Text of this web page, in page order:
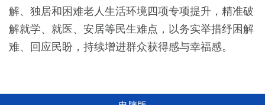
解、独居和困难老人生活环境四项专项提升，精准破
解就学、就医、安居等民生难点，以务实举措纾困解
难、回应民盼，持续增进群众获得感与幸福感。